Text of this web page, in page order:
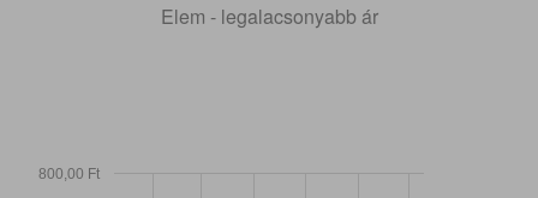
Elem - legalacsonyabb ár
800,00 Ft